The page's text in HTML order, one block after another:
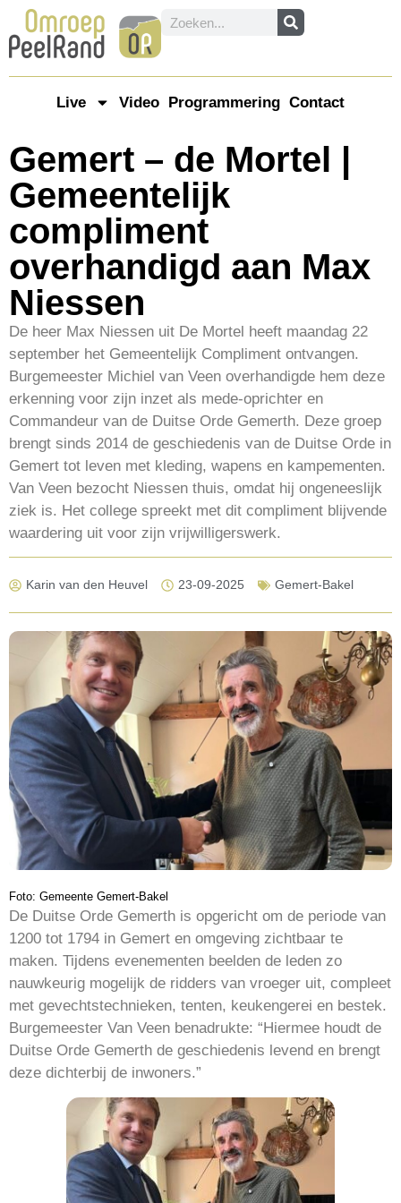
Live Video Programmering Contact
Gemert – de Mortel |
Gemeentelijk
compliment
overhandigd aan Max
Niessen
De heer Max Niessen uit De Mortel heeft maandag 22
september het Gemeentelijk Compliment ontvangen.
Burgemeester Michiel van Veen overhandigde hem deze
erkenning voor zijn inzet als mede-oprichter en
Commandeur van de Duitse Orde Gemerth. Deze groep
brengt sinds 2014 de geschiedenis van de Duitse Orde in
Gemert tot leven met kleding, wapens en kampementen.
Van Veen bezocht Niessen thuis, omdat hij ongeneeslijk
ziek is. Het college spreekt met dit compliment blijvende
waardering uit voor zijn vrijwilligerswerk.
Karin van den Heuvel 23-09-2025 Gemert-Bakel
Foto: Gemeente Gemert-Bakel
De Duitse Orde Gemerth is opgericht om de periode van
1200 tot 1794 in Gemert en omgeving zichtbaar te
maken. Tijdens evenementen beelden de leden zo
nauwkeurig mogelijk de ridders van vroeger uit, compleet
met gevechtstechnieken, tenten, keukengerei en bestek.
Burgemeester Van Veen benadrukte: “Hiermee houdt de
Duitse Orde Gemerth de geschiedenis levend en brengt
deze dichterbij de inwoners.”